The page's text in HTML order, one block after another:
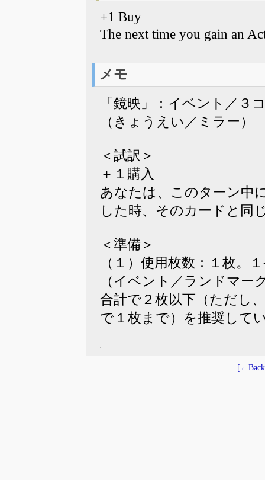
+1 Buy
The next time you gain an
メモ
「鏡映」：イベント／３
（きょうえい／ミラー）
＜試訳＞
＋１購入
あなたは、このターン中
した時、そのカードと同
＜準備＞
（１）使用枚数：１枚。
（イベント／ランドマー
合計で２枚以下（ただし
で１枚まで）を推奨して